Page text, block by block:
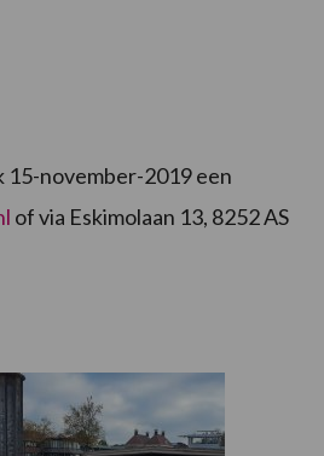
15-november-2019 een
of via Eskimolaan 13, 8252 AS